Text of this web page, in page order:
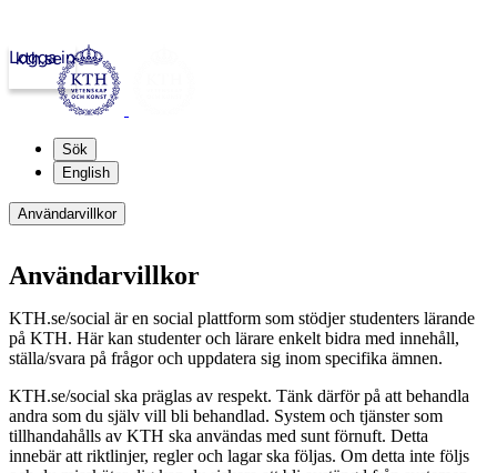
kth.se
Logga in
Sök
English
Användarvillkor
Användarvillkor
KTH.se/social är en social plattform som stödjer studenters lärande
på KTH. Här kan studenter och lärare enkelt bidra med innehåll,
ställa/svara på frågor och uppdatera sig inom specifika ämnen.
KTH.se/social ska präglas av respekt. Tänk därför på att behandla
andra som du själv vill bli behandlad. System och tjänster som
tillhandahålls av KTH ska användas med sunt förnuft. Detta
innebär att riktlinjer, regler och lagar ska följas. Om detta inte följs